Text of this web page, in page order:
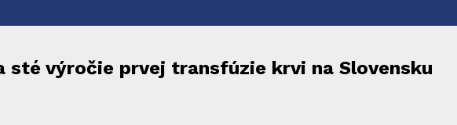
výročie prvej transfúzie krvi na Slovensku